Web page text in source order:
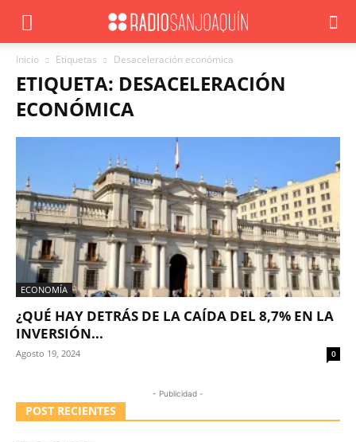
Inicio Etiquetas Desaceleración económica
ETIQUETA: DESACELERACIÓN
ECONÓMICA
ECONOMÍA
¿QUÉ HAY DETRÁS DE LA CAÍDA DEL 8,7% EN LA
INVERSIÓN...
Agosto 19, 2024 0
- Publicidad -
POST RECIENTES